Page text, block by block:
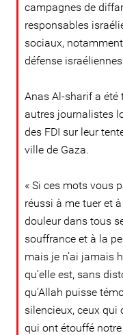
campagnes de
responsables
sociaux,
défense
Anas Al-sharif a été
autres journalistes
des FDI sur leur
ville de Gaza.
« Si ces mots vous
réussi à me tuer et
douleur dans tous
souffrance et à la
mais je n’ai jamais
qu’elle est, sans
qu’Allah puisse
silencieux, ceux qui
qui ont étouffé